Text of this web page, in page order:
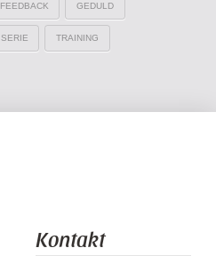
FEEDBACK GEDULD
SERIE TRAINING
Kontakt